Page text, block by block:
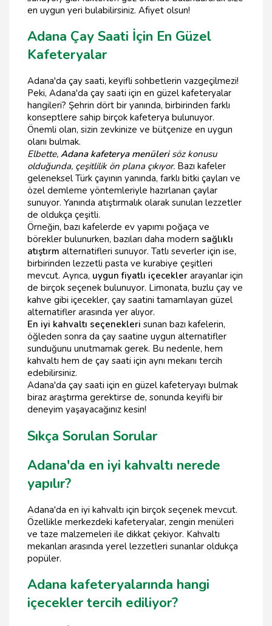
en uygun yeri bulabilirsiniz. Afiyet olsun!
Adana Çay Saati İçin En Güzel
Kafeteryalar
Adana'da çay saati, keyifli sohbetlerin vazgeçilmezi!
Peki, Adana'da çay saati için en güzel kafeteryalar
hangileri? Şehrin dört bir yanında, birbirinden farklı
konseptlere sahip birçok kafeterya bulunuyor.
Önemli olan, sizin zevkinize ve bütçenize en uygun
olanı bulmak.
Elbette, Adana kafeterya menülerisöz konusu
olduğunda, çeşitlilik ön plana çıkıyor. Bazı kafeler
geleneksel Türk çayının yanında, farklı bitki çayları ve
özel demleme yöntemleriyle hazırlanan çaylar
sunuyor. Yanında atıştırmalık olarak sunulan lezzetler
de oldukça çeşitli.
Örneğin, bazı kafelerde ev yapımı poğaça ve
börekler bulunurken, bazıları daha modern sağlıklı
atıştırm alternatifleri sunuyor. Tatlı severler için ise,
birbirinden lezzetli pasta ve kurabiye çeşitleri
mevcut. Ayrıca, uygun fiyatlı içecekler arayanlar için
de birçok seçenek bulunuyor. Limonata, buzlu çay ve
kahve gibi içecekler, çay saatini tamamlayan güzel
alternatifler arasında yer alıyor.
En iyi kahvaltı seçenekleri sunan bazı kafelerin,
öğleden sonra da çay saatine uygun alternatifler
sunduğunu unutmamak gerek. Bu nedenle, hem
kahvaltı hem de çay saati için aynı mekanı tercih
edebilirsiniz.
Adana'da çay saati için en güzel kafeteryayı bulmak
biraz araştırma gerektirse de, sonunda keyifli bir
deneyim yaşayacağınız kesin!
Sıkça Sorulan Sorular
Adana'da en iyi kahvaltı nerede
yapılır?
Adana'da en iyi kahvaltı için birçok seçenek mevcut.
Özellikle merkezdeki kafeteryalar, zengin menüleri
ve taze malzemeleri ile dikkat çekiyor. Kahvaltı
mekanları arasında yerel lezzetleri sunanlar oldukça
popüler.
Adana kafeteryalarında hangi
içecekler tercih ediliyor?